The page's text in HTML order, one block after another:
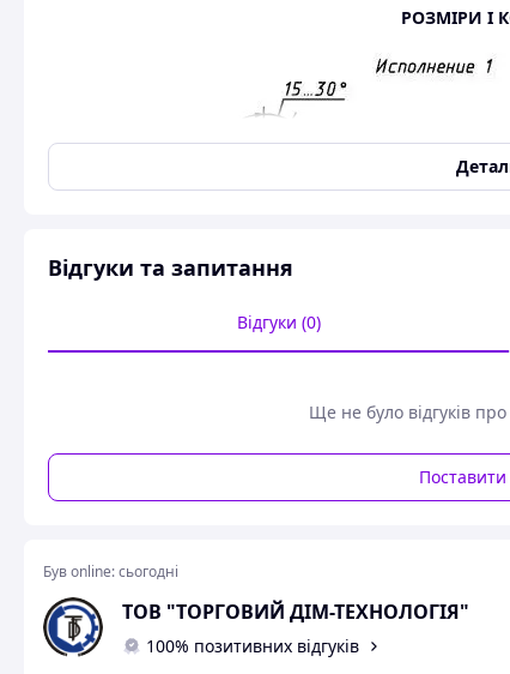
РОЗМІРИ І
Відгуки та запитання
Відгуки (0)
Ще не було відгуків
Був online:сьогодні
ТОВ "ТОРГОВИЙ ДІМ-ТЕХНОЛОГІЯ"
100% позитивних відгуків